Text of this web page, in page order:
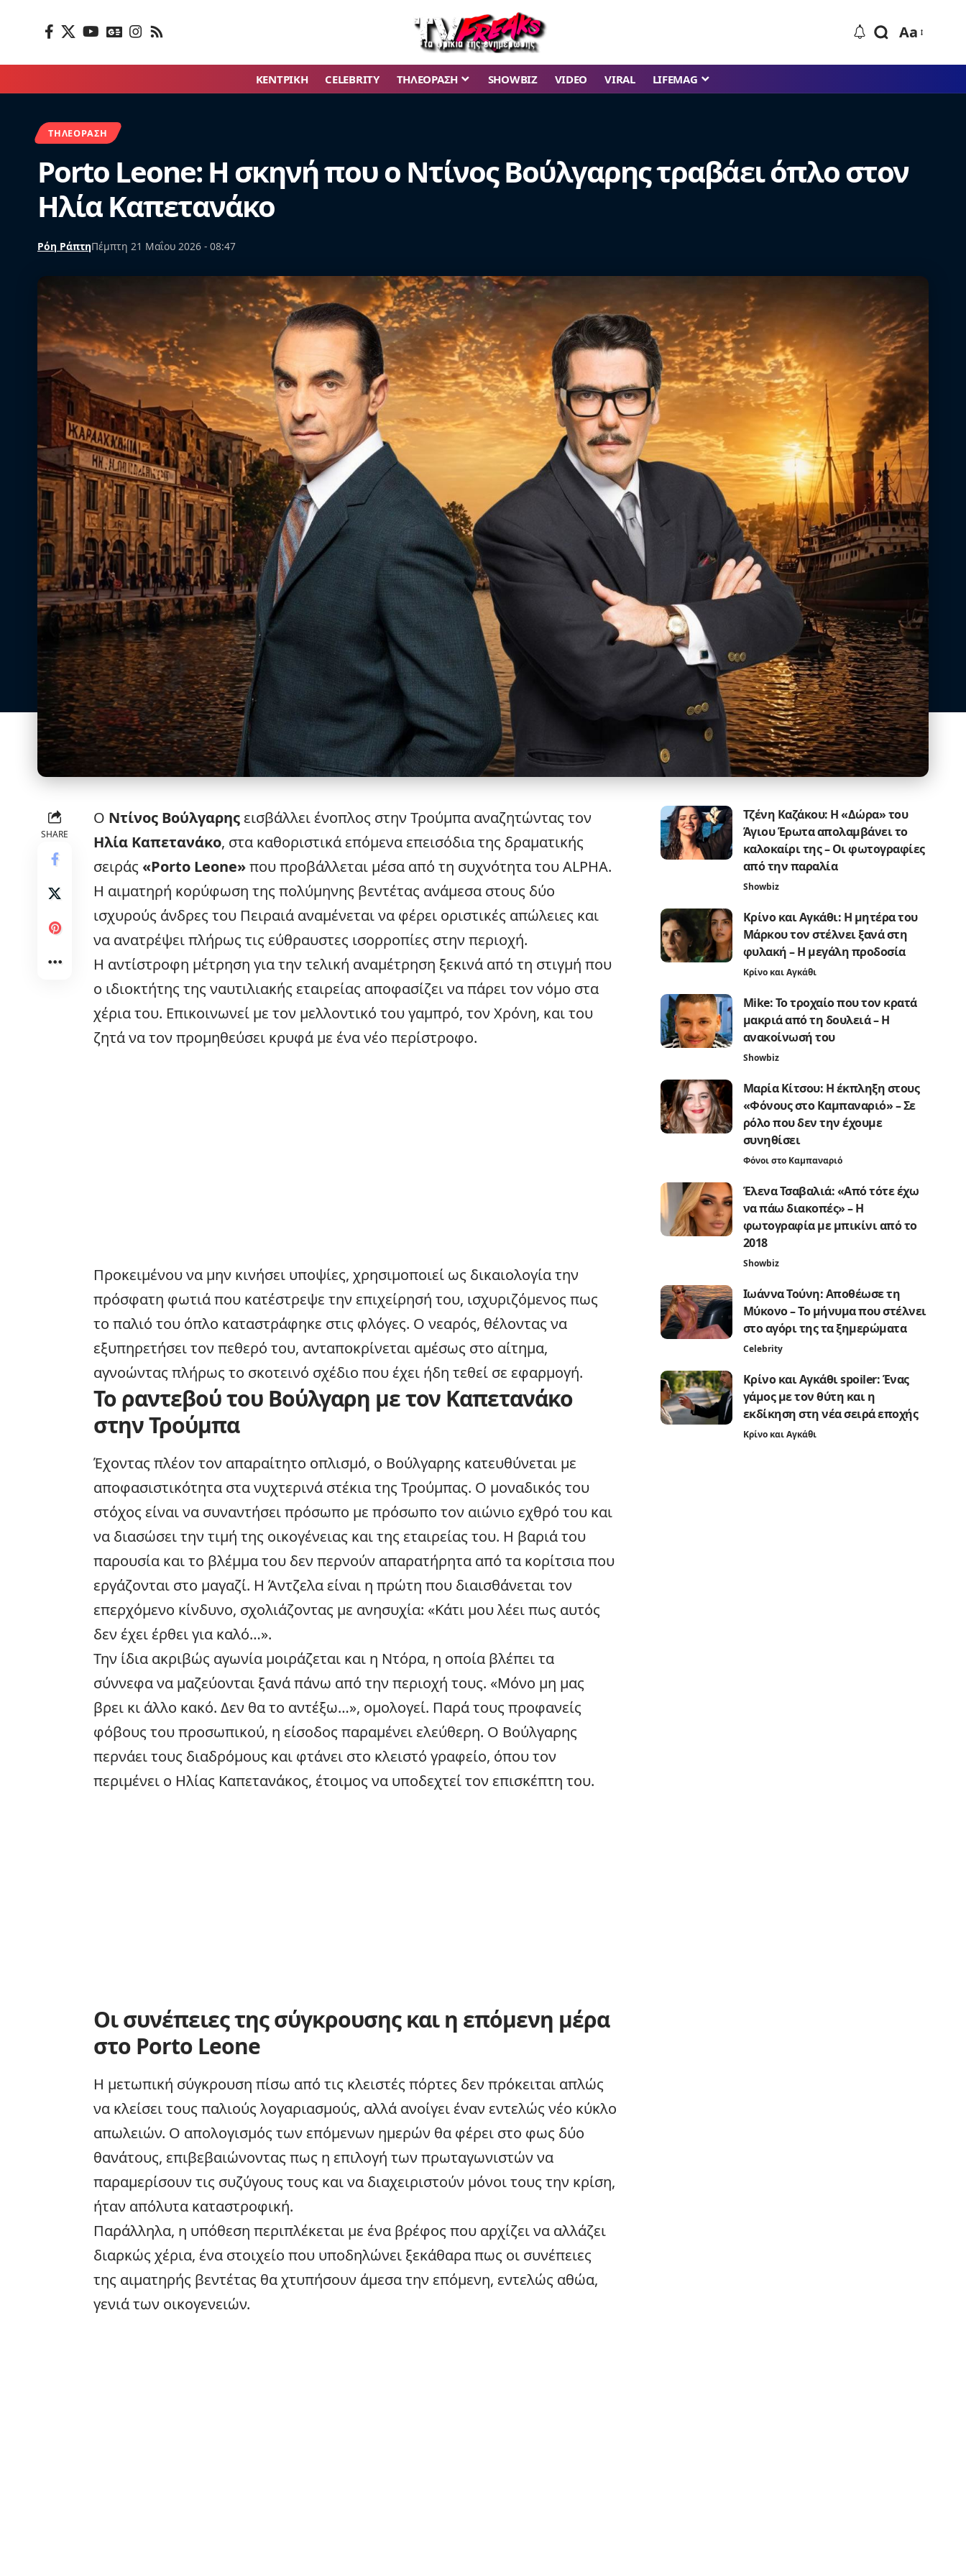
Aa
ΚΕΝΤΡΙΚΗ CELEBRITY ΤΗΛΕΟΡΑΣΗ SHOWBIZ VIDEO VIRAL LIFEMAG
ΤΗΛΕΌΡΑΣΗ
Porto Leone: Η σκηνή που ο Ντίνος Βούλγαρης τραβάει όπλο στον
Ηλία Καπετανάκο
Ρόη ΡάπτηΠέμπτη 21 Μαΐου 2026 - 08:47
SHARE
Ο Ντίνος Βούλγαρης εισβάλλει ένοπλος στην Τρούμπα αναζητώντας τον
Ηλία Καπετανάκο, στα καθοριστικά επόμενα επεισόδια της δραματικής
σειράς «Porto Leone»που προβάλλεται μέσα από τη συχνότητα τουALPHA.
Η αιματηρή κορύφωση της πολύμηνης βεντέτας ανάμεσα στους δύο
ισχυρούς άνδρες του Πειραιά αναμένεται να φέρει οριστικές απώλειες και
να ανατρέψει πλήρως τις εύθραυστες ισορροπίες στην περιοχή.
Η αντίστροφη μέτρηση για την τελική αναμέτρηση ξεκινά από τη στιγμή που
ο ιδιοκτήτης της ναυτιλιακής εταιρείας αποφασίζει να πάρει τον νόμο στα
χέρια του. Επικοινωνεί με τον μελλοντικό του γαμπρό, τον Χρόνη, και του
ζητά να τον προμηθεύσει κρυφά με ένα νέο περίστροφο.
Προκειμένου να μην κινήσει υποψίες, χρησιμοποιεί ως δικαιολογία την
πρόσφατη φωτιάπου κατέστρεψε την επιχείρησή του, ισχυριζόμενος πως
το παλιό του όπλο καταστράφηκε στις φλόγες. Ο νεαρός, θέλοντας να
εξυπηρετήσει τον πεθερό του, ανταποκρίνεται αμέσως στο αίτημα,
αγνοώντας πλήρως το σκοτεινό σχέδιο που έχει ήδη τεθεί σε εφαρμογή.
Το ραντεβού του Βούλγαρη με τον Καπετανάκο
στην Τρούμπα
Έχοντας πλέον τον απαραίτητο οπλισμό, ο Βούλγαρης κατευθύνεται με
αποφασιστικότητα στα νυχτερινά στέκια της Τρούμπας. Ο μοναδικός του
στόχος είναι να συναντήσει πρόσωπο με πρόσωπο τον αιώνιο εχθρό του και
να διασώσει την τιμή της οικογένειας και της εταιρείας του. Η βαριά του
παρουσία και το βλέμμα του δεν περνούν απαρατήρητα από τα κορίτσια που
εργάζονται στο μαγαζί. Η Άντζελα είναι η πρώτη που διαισθάνεται τον
επερχόμενο κίνδυνο, σχολιάζοντας με ανησυχία: «Κάτι μου λέει πως αυτός
δεν έχει έρθει για καλό…».
Την ίδια ακριβώς αγωνία μοιράζεται και η Ντόρα, η οποία βλέπει τα
σύννεφα να μαζεύονται ξανά πάνω από την περιοχή τους. «Μόνο μη μας
βρει κι άλλο κακό. Δεν θα το αντέξω…», ομολογεί. Παρά τους προφανείς
φόβους του προσωπικού, η είσοδος παραμένει ελεύθερη. Ο Βούλγαρης
περνάει τους διαδρόμους και φτάνει στο κλειστό γραφείο, όπου τον
περιμένει ο Ηλίας Καπετανάκος, έτοιμος να υποδεχτεί τον επισκέπτη του.
Οι συνέπειες της σύγκρουσης και η επόμενη μέρα
στο Porto Leone
Η μετωπική σύγκρουση πίσω από τις κλειστές πόρτες δεν πρόκειται απλώς
να κλείσει τους παλιούς λογαριασμούς, αλλά ανοίγει έναν εντελώς νέο κύκλο
απωλειών. Ο απολογισμός των επόμενων ημερών θα φέρει στο φως δύο
θανάτους, επιβεβαιώνοντας πως η επιλογή των πρωταγωνιστών να
παραμερίσουν τις συζύγους τους και να διαχειριστούν μόνοι τους την κρίση,
ήταν απόλυτα καταστροφική.
Παράλληλα, η υπόθεση περιπλέκεται με ένα βρέφος που αρχίζει να αλλάζει
διαρκώς χέρια, ένα στοιχείο που υποδηλώνει ξεκάθαρα πως οι συνέπειες
της αιματηρής βεντέτας θα χτυπήσουν άμεσα την επόμενη, εντελώς αθώα,
γενιά των οικογενειών.
Τζένη Καζάκου: Η «Δώρα» του
Άγιου Έρωτα απολαμβάνει το
καλοκαίρι της – Οι φωτογραφίες
από την παραλία
Showbiz
Κρίνο και Αγκάθι: Η μητέρα του
Μάρκου τον στέλνει ξανά στη
φυλακή – Η μεγάλη προδοσία
Κρίνο και Αγκάθι
Mike: Το τροχαίο που τον κρατά
μακριά από τη δουλειά – Η
ανακοίνωσή του
Showbiz
Μαρία Κίτσου: Η έκπληξη στους
«Φόνους στο Καμπαναριό» – Σε
ρόλο που δεν την έχουμε
συνηθίσει
Φόνοι στο Καμπαναριό
Έλενα Τσαβαλιά: «Από τότε έχω
να πάω διακοπές» – Η
φωτογραφία με μπικίνι από το
2018
Showbiz
Ιωάννα Τούνη: Αποθέωσε τη
Μύκονο – Το μήνυμα που στέλνει
στο αγόρι της τα ξημερώματα
Celebrity
Κρίνο και Αγκάθι spoiler: Ένας
γάμος με τον θύτη και η
εκδίκηση στη νέα σειρά εποχής
Κρίνο και Αγκάθι